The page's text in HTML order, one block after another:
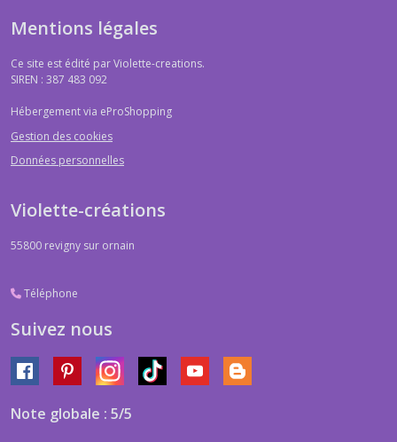
Mentions légales
Ce site est édité par Violette-creations.
SIREN : 387 483 092
Hébergement via eProShopping
Gestion des cookies
Données personnelles
Violette-créations
55800 revigny sur ornain
Téléphone
Suivez nous
Note globale : 5/5